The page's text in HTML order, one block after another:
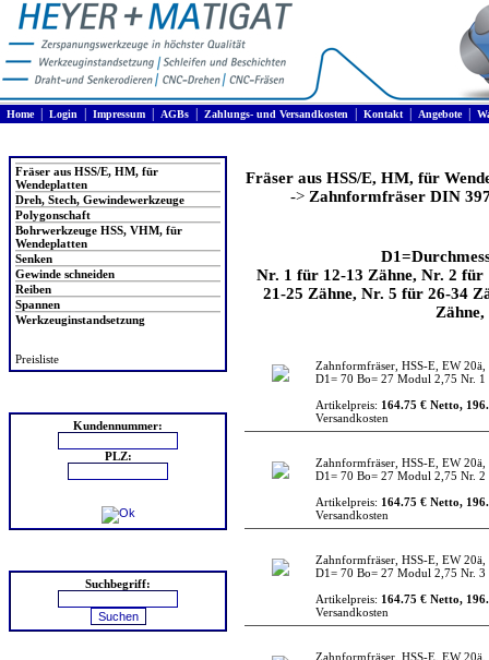
Home| Login Impressum AGBs Zahlungs- und Versandkosten Kontakt| Angebote|
Fräser aus HSS/E, HM, für
Wendeplatten
Dreh, Stech, Gewindewerkzeuge
Polygonschaft
Bohrwerkzeuge HSS, VHM, für
Wendeplatten
Senken
Gewinde schneiden
Reiben
Spannen
Werkzeuginstandsetzung
Preisliste
Kundennummer:
PLZ:
Suchbegriff:
Fräser aus HSS/E, HM, für
-> Zahnformfräser DIN
Nr. 1 für 12-13 Zähne, Nr. 2
21-25 Zähne, Nr. 5 für 26-34
Zahnformfräser, HSS-E, EW 20ä,
D1= 70 Bo= 27 Modul 2,75 Nr. 1
Artikelpreis: 164.75 € Netto,
Versandkosten
Zahnformfräser, HSS-E, EW 20ä,
D1= 70 Bo= 27 Modul 2,75 Nr. 2
Artikelpreis: 164.75 € Netto,
Versandkosten
Zahnformfräser, HSS-E, EW 20ä,
D1= 70 Bo= 27 Modul 2,75 Nr. 3
Artikelpreis: 164.75 € Netto,
Versandkosten
Zahnformfräser, HSS-E, EW 20ä,